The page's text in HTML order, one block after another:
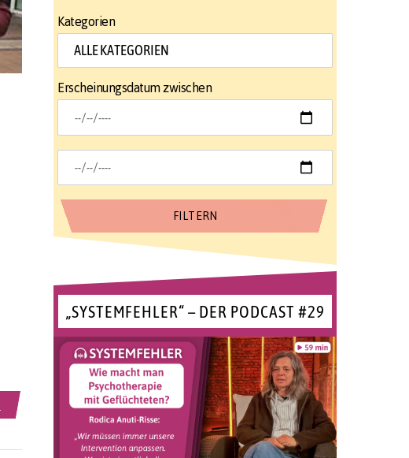
Kategorien
Erscheinungsdatum zwischen
„SYSTEMFEHLER“ – DER PODCAST #29